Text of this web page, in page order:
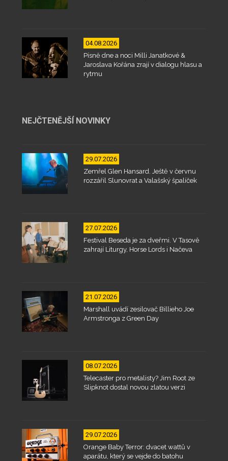
04.08.2026
Písně dne a noci Milli Janatkové &
Jaroslava Kořána zrají v dialogu hlasu a
rytmu
NEJČTENĚJŠÍ NOVINKY
29.07.2026
Zemřel Glen Hansard. Ještě v červnu
rozzářil Slunovrat a Valašský špalíček
27.07.2026
Festival Beseda je za dveřmi. V Tasově
zahrají Liturgy, Horse Lords i Načeva
21.07.2026
Marshall uvádí zesilovač Billieho Joe
Armstronga z Green Day
08.07.2026
Telecaster pro metalisty? Jim Root ze
Slipknot dostal novou zlatou verzi
29.07.2026
Orange Baby Terror: dvacet wattů v
aparátu, který se vejde do batohu